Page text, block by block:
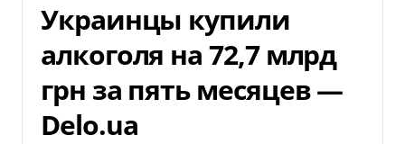
Украинцы купили
алкоголя на 72,7 млрд
грн за пять месяцев —
Delo.ua